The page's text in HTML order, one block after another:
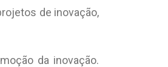
de inovação,
da inovação.